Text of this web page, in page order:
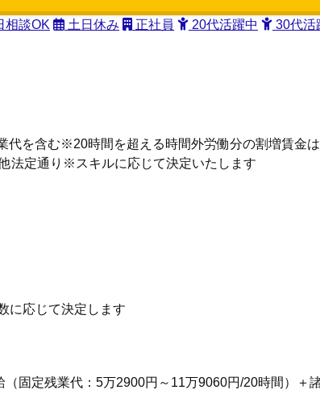
相談OK 土日休み 正社員 20代活躍中 30代活
代を含む※20時間を超える時間外労働分の割増賃金
法定通り※スキルに応じて決定いたします
に応じて決定します
固定残業代：5万2900円～11万9060円/20時間）＋諸